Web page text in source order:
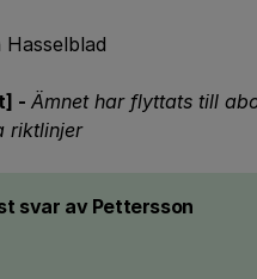
- Ämnet har flyttats till
riktlinjer
svar av Pettersson